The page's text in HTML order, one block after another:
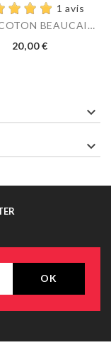
1 avis
NAPPE COTON BEAUCAIRE...
Prix
20,00 €

